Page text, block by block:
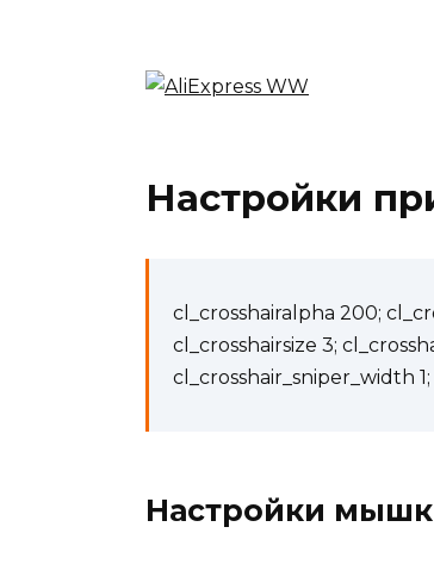
Настройки
cl_crosshairalpha 200;
cl_crosshairsize 3;
cl_crosshair_sniper_width
Настройки